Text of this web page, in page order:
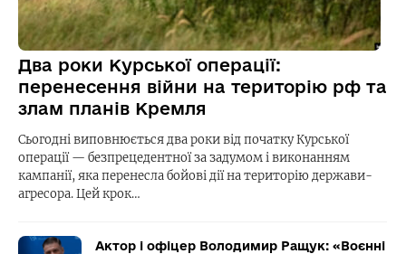
Два роки Курської операції:
перенесення війни на територію рф та
злам планів Кремля
Сьогодні виповнюється два роки від початку Курської
операції — безпрецедентної за задумом і виконанням
кампанії, яка перенесла бойові дії на територію держави-
агресора. Цей крок…
Актор і офіцер Володимир Ращук: «Воєнні